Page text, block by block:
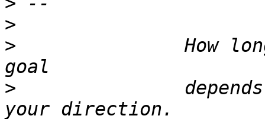
>
>
>